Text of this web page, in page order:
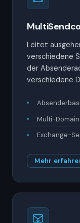
Leitet
verschiedene
der
verschiedene
Multi-
Exchange-
Mehr